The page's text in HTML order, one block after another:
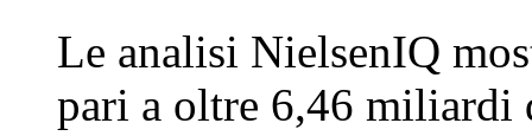
Le analisi NielsenIQ
pari a oltre 6,46